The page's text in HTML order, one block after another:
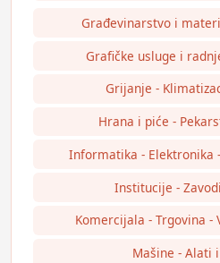
Građevinarstvo i
Grafičke usluge i
Grijanje -
Hrana i piće -
Informatika - Elektronika
Institucije -
Komercijala - Trgovina -
Mašine - Alati